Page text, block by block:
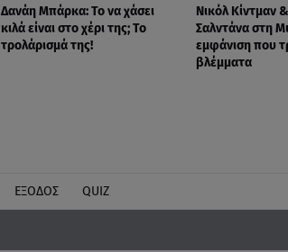
Δανάη Μπάρκα: Το να χάσει
κιλά είναι στο χέρι της; Το
τρολάρισμά της!
Νικόλ Κίντμαν
Σαλντάνα στη
εμφάνιση που
βλέμματα
ΕΞΟΔΟΣ QUIZ